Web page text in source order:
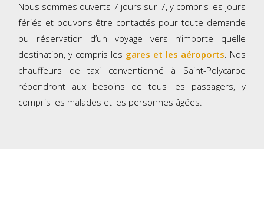
Nous sommes ouverts 7 jours sur 7, y compris les jours
fériés et pouvons être contactés pour toute demande
ou réservation d’un voyage vers n’importe quelle
destination, y compris les gares et les aéroports. Nos
chauffeurs de taxi conventionné à Saint-Polycarpe
répondront aux besoins de tous les passagers, y
compris les malades et les personnes âgées.